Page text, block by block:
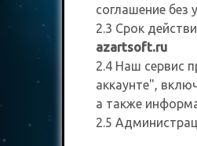
соглашение без
2.3 Срок
azartsoft.ru
2.4 Наш сервис
аккаунте",
а также
2.5